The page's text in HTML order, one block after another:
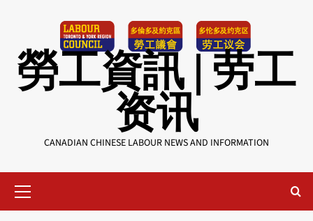
勞工資訊 | 劳工
资讯
CANADIAN CHINESE LABOUR NEWS AND INFORMATION
Menu